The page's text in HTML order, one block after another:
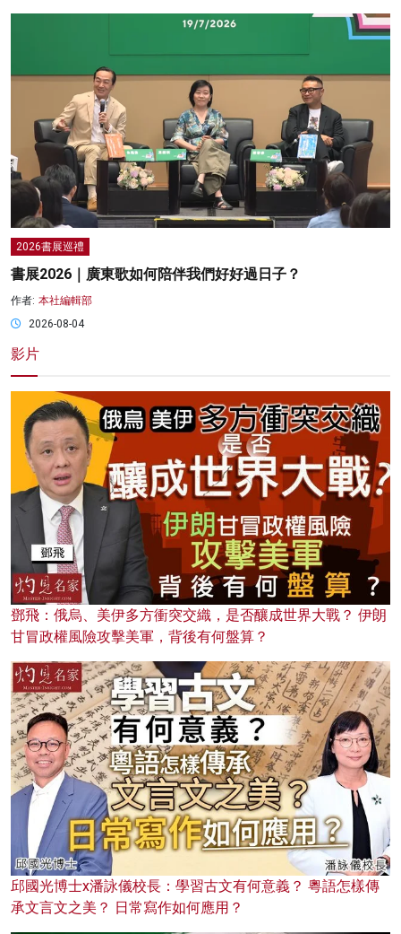
2026書展巡禮
書展2026｜廣東歌如何陪伴我們好好過日子？
作者: 本社編輯部
2026-08-04
影片
鄧飛：俄烏、美伊多方衝突交織，是否釀成世界大戰？ 伊朗
甘冒政權風險攻擊美軍，背後有何盤算？
邱國光博士x潘詠儀校長：學習古文有何意義？ 粵語怎樣傳
承文言文之美？ 日常寫作如何應用？